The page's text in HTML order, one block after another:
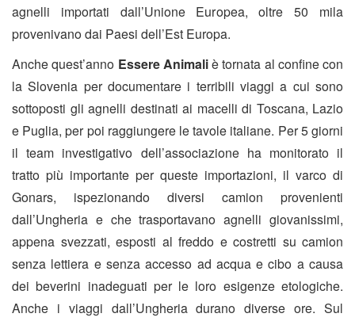
agnelli importati dall’Unione Europea, oltre 50 mila
provenivano dai Paesi dell’Est Europa.
Anche quest’anno Essere Animaliè tornata al confine con
la Slovenia per documentare i terribili viaggi a cui sono
sottoposti gli agnelli destinati ai macelli di Toscana, Lazio
e Puglia, per poi raggiungere le tavole italiane. Per 5 giorni
il team investigativo dell’associazione ha monitorato il
tratto più importante per queste importazioni, il varco di
Gonars, ispezionando diversi camion provenienti
dall’Ungheria e che trasportavano agnelli giovanissimi,
appena svezzati, esposti al freddo e costretti su camion
senza lettiera e senza accesso ad acqua e cibo a causa
dei beverini inadeguati per le loro esigenze etologiche.
Anche i viaggi dall’Ungheria durano diverse ore. Sul